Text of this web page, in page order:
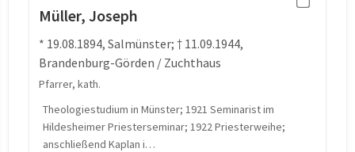
Müller, Joseph
* 19.08.1894, Salmünster; † 11.09.1944,
Brandenburg-Görden / Zuchthaus
Pfarrer, kath.
Theologiestudium in Münster; 1921 Seminarist im
Hildesheimer Priesterseminar; 1922 Priesterweihe;
anschließend Kaplan i…